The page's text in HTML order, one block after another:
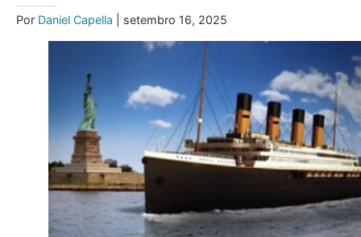
Por Daniel Capella | setembro 16, 2025